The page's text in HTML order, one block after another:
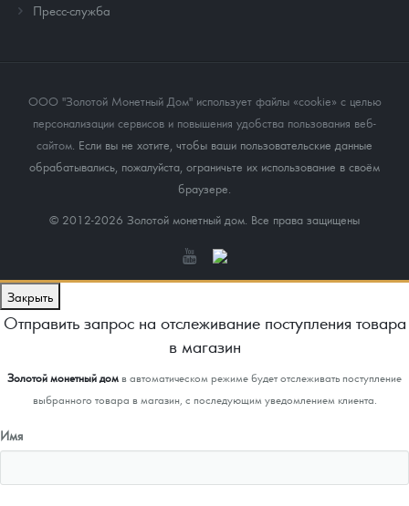
Пресс-служба
ООО "Золотой Монетный Дом" использует файлы «cookie» с целью
персонализации сервисов и повышения удобства пользования веб-
сайтом . Если вы не хотите, чтобы ваши пользовательские данные
обрабатывались, пожалуйста, ограничьте их использование в своём
браузере.
© 2012-2026 Золотой монетный дом. Все права защищены
Закрыть
Отправить запрос на отслеживание поступления товара
в магазин
Золотой монетный домв автоматическом режиме будет отслеживать поступление
выбранного товара в магазин, с последующим уведомлением клиента.
Имя